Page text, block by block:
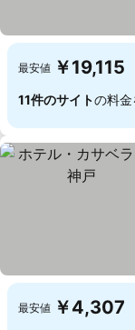
最安値 ￥19,115
11件のサイトの料
最安値 ￥4,307